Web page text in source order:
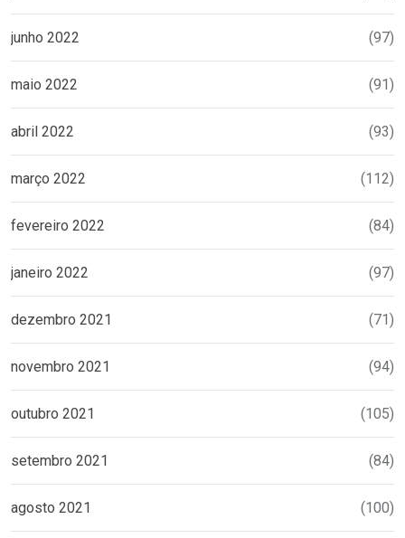
junho 2022 (97)
maio 2022 (91)
abril 2022 (93)
março 2022 (112)
fevereiro 2022 (84)
janeiro 2022 (97)
dezembro 2021 (71)
novembro 2021 (94)
outubro 2021 (105)
setembro 2021 (84)
agosto 2021 (100)